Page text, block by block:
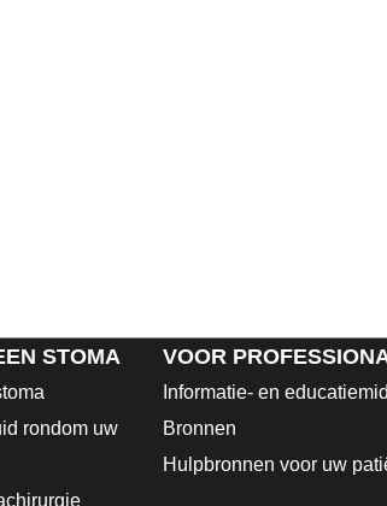
STOMA
rondom uw
VOOR
Informatie- en
Bronnen
Hulpbronnen voor uw